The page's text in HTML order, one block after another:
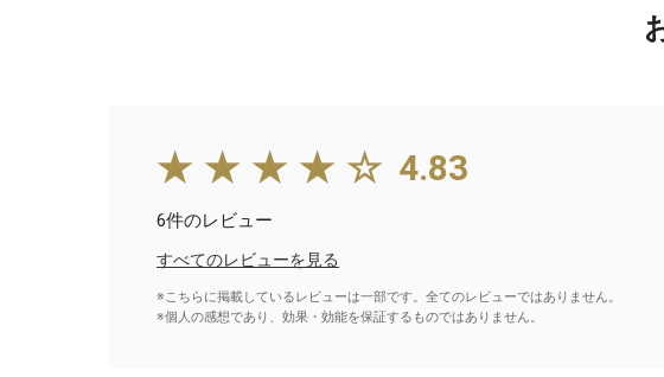
★★★★☆ 4.83
6件のレビュー
すべてのレビューを見る
※こちらに掲載しているレビューは一部です。全てのレビューではありません。
※個人の感想であり、効果・効能を保証するものではありません。